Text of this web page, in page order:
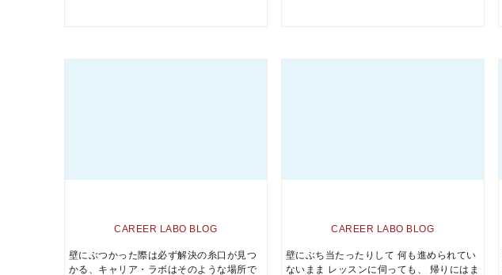
CAREER LABO BLOG
壁にぶつかった際は必ず解決の糸口が見つ
かる、キャリア・ラボはそのような場所で
CAREER LABO BLOG
壁にぶち当たったりして 何も進められてい
ないまま レッスンに伺っても、 帰りにはま